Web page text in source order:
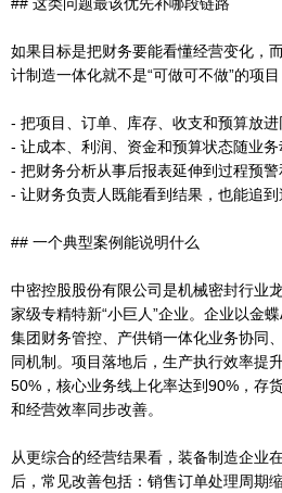
如果目标是把财务要能看懂经营变化，
计制造一体化就不是“可做可不做”的项
- 把项目、订单、库存、收支和预算放
- 让成本、利润、资金和预算状态随业
- 把财务分析从事后报表延伸到过程预
- 让财务负责人既能看到结果，也能追
## 一个典型案例能说明什么
中密控股股份有限公司是机械密封行业
家级专精特新“小巨人”企业。企业以金
集团财务管控、产供销一体化业务协同
同机制。项目落地后，生产执行效率提
50%，核心业务线上化率达到90%，存
和经营效率同步改善。
从更综合的经营结果看，装备制造企业
后，常见改善包括：销售订单处理周期